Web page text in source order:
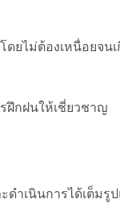
ยไม่ต้องเหนื่อยจนเ
ฝึกฝนให้เชี่ยวชาญ
ดำเนินการได้เต็มรู